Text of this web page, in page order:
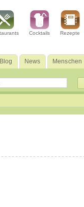
Cocktails Rezepte
Blog News Menschen